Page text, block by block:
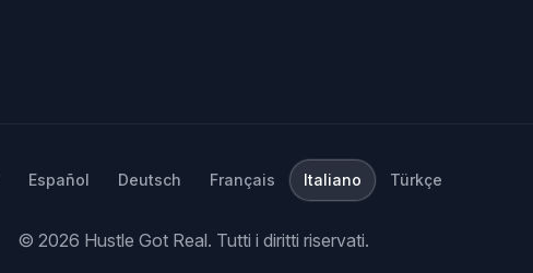
Español Deutsch Français Italiano Türkçe
© 2026 Hustle Got Real. Tutti i diritti riservati.